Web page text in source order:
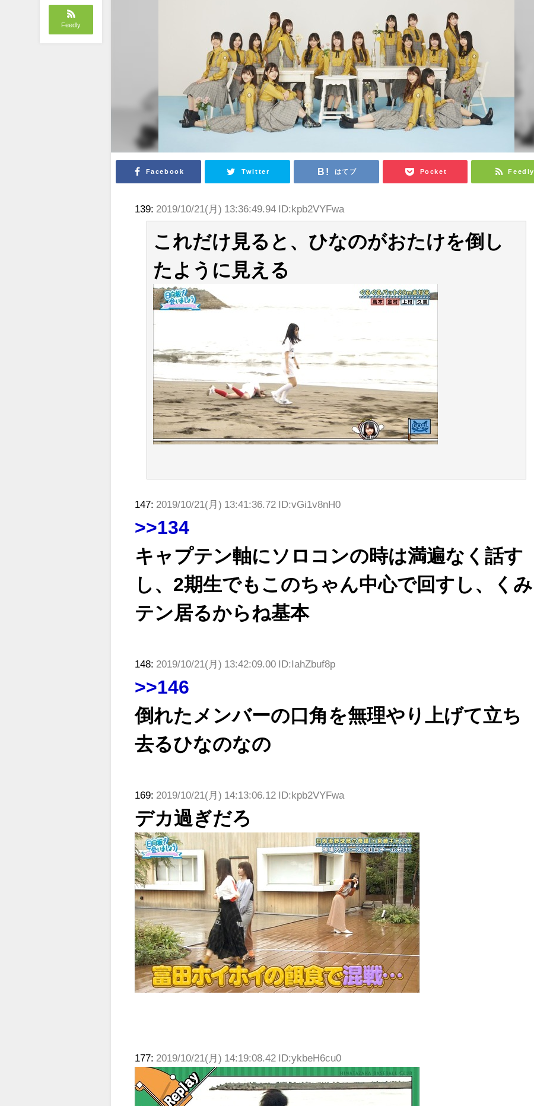
Feedly
Facebook Twitter はてブ Pocket Feedly
139: 2019/10/21(月) 13:36:49.94 ID:kpb2VYFwa
これだけ見ると、ひなのがおたけを倒し
たように見える
147: 2019/10/21(月) 13:41:36.72 ID:vGi1v8nH0
>>134
キャプテン軸にソロコンの時は満遍なく話す
し、2期生でもこのちゃん中心で回すし、くみ
テン居るからね基本
148: 2019/10/21(月) 13:42:09.00 ID:IahZbuf8p
>>146
倒れたメンバーの口角を無理やり上げて立ち
去るひなのなの
169: 2019/10/21(月) 14:13:06.12 ID:kpb2VYFwa
デカ過ぎだろ
177: 2019/10/21(月) 14:19:08.42 ID:ykbeH6cu0